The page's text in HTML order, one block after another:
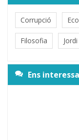
Corrupció
Filosofia
Ens